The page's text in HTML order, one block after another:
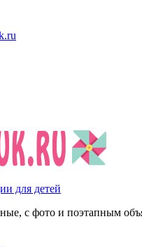
для детей
с фото и поэтапным